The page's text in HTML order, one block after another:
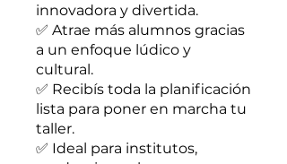
innovadora y divertida.
✅ Atrae más alumnos gracias
a un enfoque lúdico y
cultural.
✅ Recibís toda la planificación
lista para poner en marcha tu
taller.
✅ Ideal para institutos,